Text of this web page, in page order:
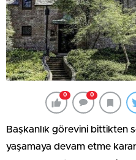
0 0
Başkanlık görevini bittikten
yaşamaya devam etme